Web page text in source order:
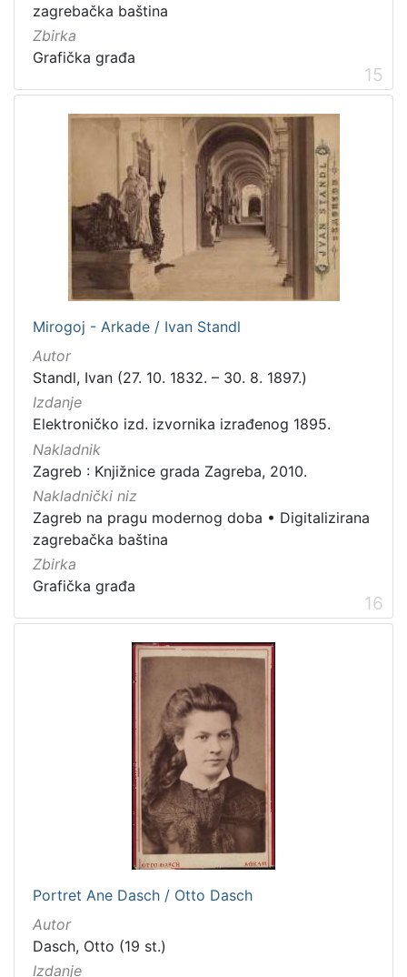
zagrebačka baština
Zbirka
Grafička građa
15
Mirogoj - Arkade / Ivan Standl
Autor
Standl, Ivan (27. 10. 1832. – 30. 8. 1897.)
Izdanje
Elektroničko izd. izvornika izrađenog 1895.
Nakladnik
Zagreb : Knjižnice grada Zagreba, 2010.
Nakladnički niz
Zagreb na pragu modernog doba • Digitalizirana
zagrebačka baština
Zbirka
Grafička građa
16
Portret Ane Dasch / Otto Dasch
Autor
Dasch, Otto (19 st.)
Izdanje